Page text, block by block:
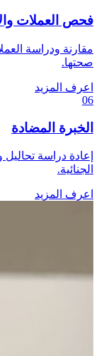
فحص العملات
مقارنة ودراسة
صحتها.
اعرف المزيد
06
الخبرة المضادة
إعادة دراسة
الجنائية.
اعرف المزيد